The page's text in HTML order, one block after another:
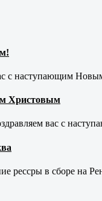
с наступающим
Христовым
вас с
рессры в сборе на